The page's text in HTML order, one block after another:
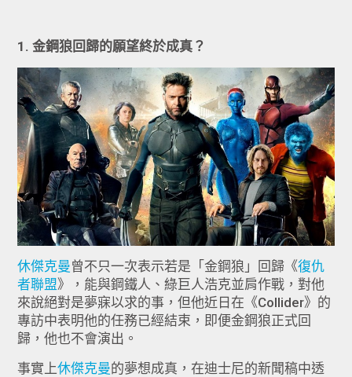
1. 金鋼狼回歸的願望終於成真？
休傑克曼曾不只一次表示若是「金鋼狼」回歸《復仇
者聯盟》，能與鋼鐵人、綠巨人浩克並肩作戰，對他
來說絕對是夢寐以求的事，但他近日在《Collider》的
專訪中表明他的任務已經結束，即便金鋼狼正式回
歸，他也不會演出。
事實上休傑克曼的夢想成真，在迪士尼的新聞稿中透